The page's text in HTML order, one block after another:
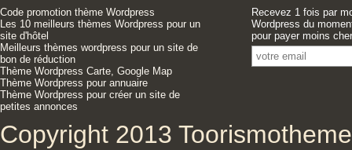
Code promotion thème Wordpress
Les 10 meilleurs thèmes Wordpress pour un
site d'hôtel
Meilleurs thèmes wordpress pour un site de
bon de réduction
Thème Wordpress Carte, Google Map
Thème Wordpress pour annuaire
Thème Wordpress pour créer un site de
petites annonces
Recevez 1 fois par
Wordpress du
pour payer moins
Copyright 2013